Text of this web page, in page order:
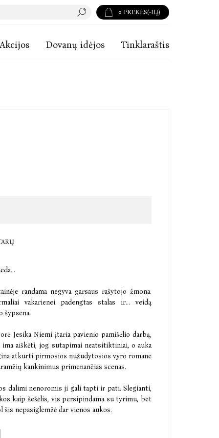
0 PREKĖS(-IŲ)
Akcijos Dovanų idėjos Tinklaraštis
randama negyva garsaus rašytojo žmona.
vakarienei padengtas stalas ir... veidą
Jesika Niemi įtaria pavienio pamišėlio darbą,
aiškėti, jog sutapimai neatsitiktiniai, o auka
atkurti pirmosios nužudytosios vyro romane
kankinimus primenančias scenas.
dalimi nenoromis ji gali tapti ir pati. Slegianti,
kaip šešėlis, vis persipindama su tyrimu, bet
nepasiglemžė dar vienos aukos.